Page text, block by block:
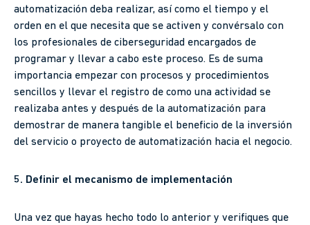
automatización deba realizar, así como el tiempo y el
orden en el que necesita que se activen y convérsalo con
los profesionales de ciberseguridad encargados de
programar y llevar a cabo este proceso. Es de suma
importancia empezar con procesos y procedimientos
sencillos y llevar el registro de como una actividad se
realizaba antes y después de la automatización para
demostrar de manera tangible el beneficio de la inversión
del servicio o proyecto de automatización hacia el negocio.
5. Definir el mecanismo de implementación
Una vez que hayas hecho todo lo anterior y verifiques que